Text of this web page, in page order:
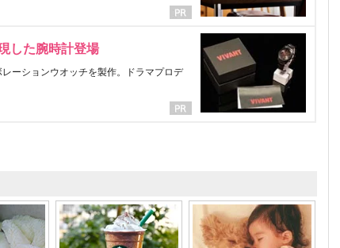
した腕時計登場
ーションウオッチを製作。ドラマプロデ